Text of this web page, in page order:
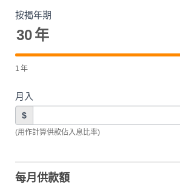
按揭年期
30年
1 年
月入
$
(用作計算供款佔入息比率)
每月供款額